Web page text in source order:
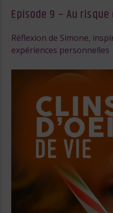
Episode 9 – Au
Réflexion de Simone,
expériences personnelles